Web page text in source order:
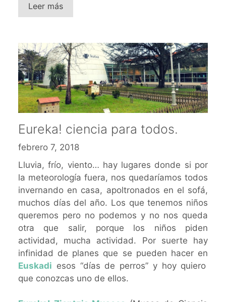
Leer más
Eureka! ciencia para todos.
febrero 7, 2018
Lluvia, frío, viento… hay lugares donde si por
la meteorología fuera, nos quedaríamos todos
invernando en casa, apoltronados en el sofá,
muchos días del año. Los que tenemos niños
queremos pero no podemos y no nos queda
otra que salir, porque los niños piden
actividad, mucha actividad. Por suerte hay
infinidad de planes que se pueden hacer en
Euskadi esos “días de perros” y hoy quiero
que conozcas uno de ellos.